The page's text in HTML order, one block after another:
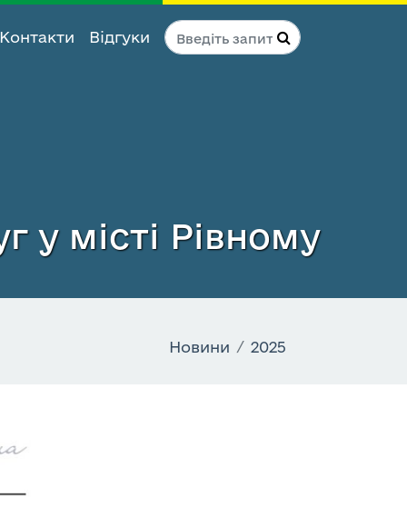
Контакти Відгуки
у місті Рівному
Новини 2025